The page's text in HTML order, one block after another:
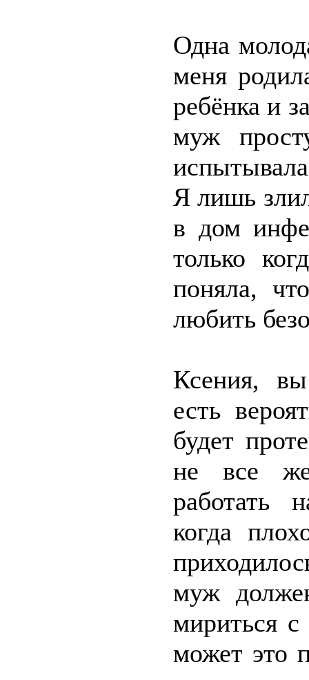
Одна
меня
ребёнка и
муж
Я лишь
в дом
только
поняла,
любить
Ксения,
есть
будет
не все
работать
когда
муж
мириться
может это